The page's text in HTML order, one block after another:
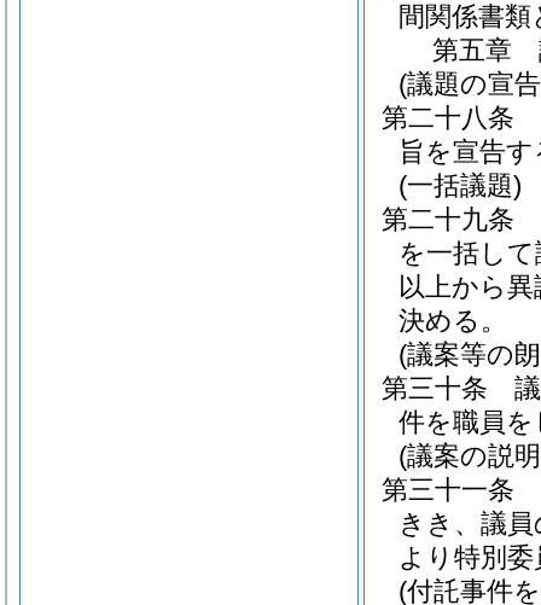
間関係書
第五章
(議題の宣
第二十八条
旨を宣告
(一括議題)
第二十九条
を一括し
以上から
決める。
(議案等の
第三十条
件を職員
(議案の説
第三十一条
きき、議
より特別
(付託事件